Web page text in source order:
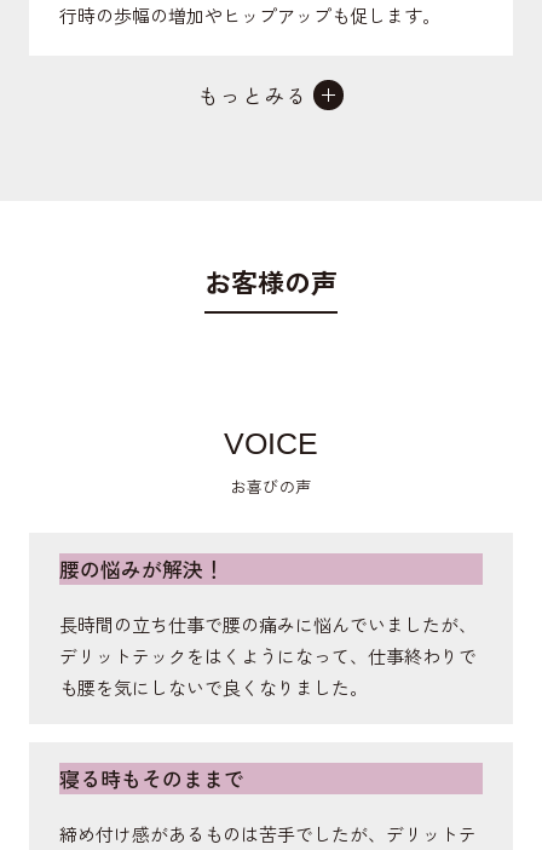
行時の歩幅の増加やヒップアップも促します。
膝を伸ばす筋肉。歩行時の膝の外側への動揺を防い
仙腸関節
ートして、骨盤を安定させ美姿勢をキープ。
もっとみる
お客様の声
VOICE
お喜びの声
腰の悩みが解決！
長時間の立ち仕事で腰の痛みに悩んでいましたが、
デリットテックをはくようになって、仕事終わりで
も腰を気にしないで良くなりました。
寝る時もそのままで
締め付け感があるものは苦手でしたが、デリットテ